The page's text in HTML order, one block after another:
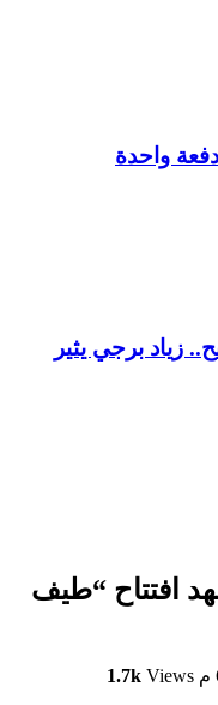
واحدة
زياد برجي يثير
افتتاح “طيف
1.7k Views